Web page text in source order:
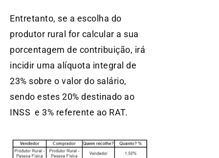
Entretanto, se a escolha do
produtor rural for calcular a sua
porcentagem de contribuição, irá
incidir uma alíquota integral de
23% sobre o valor do salário,
sendo estes 20% destinado ao
INSS e 3% referente ao RAT.